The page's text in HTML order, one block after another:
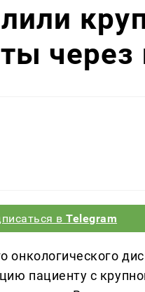
через
вTelegram
онкологического
пациенту с